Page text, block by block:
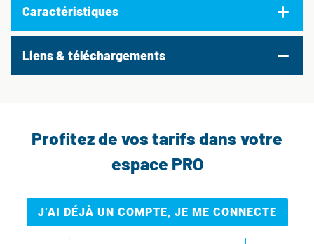
Caractéristiques
Liens & téléchargements
Profitez de vos tarifs dans votre
espace PRO
J’AI DÉJÀ UN COMPTE, JE ME CONNECTE